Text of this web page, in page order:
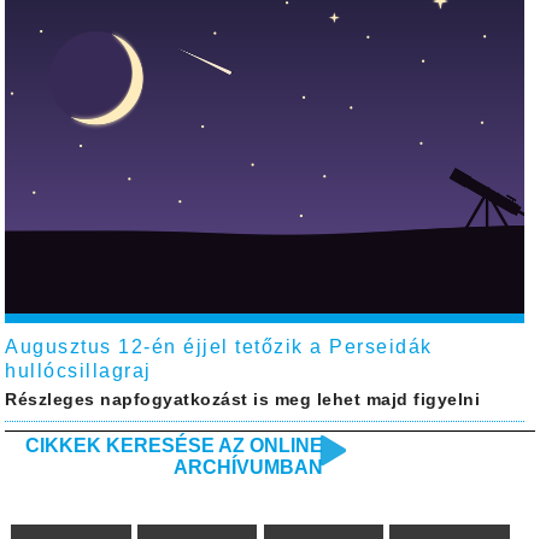
Augusztus 12-én éjjel tetőzik a Perseidák
hullócsillagraj
Részleges napfogyatkozást is meg lehet majd figyelni
CIKKEK KERESÉSE AZ ONLINE
ARCHÍVUMBAN